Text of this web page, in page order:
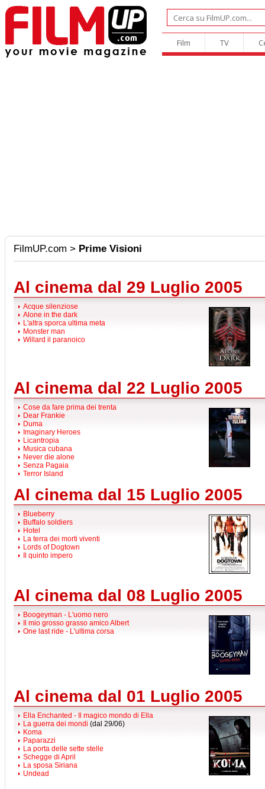
Film TV
FilmUP.com > Prime Visioni
Al cinema dal 29 Luglio 2005
Acque silenziose
Alone in the dark
L'altra sporca ultima meta
Monster man
Willard il paranoico
Al cinema dal 22 Luglio 2005
Cose da fare prima dei trenta
Dear Frankie
Duma
Imaginary Heroes
Licantropia
Musica cubana
Never die alone
Senza Pagaia
Terror Island
Al cinema dal 15 Luglio 2005
Blueberry
Buffalo soldiers
Hotel
La terra dei morti viventi
Lords of Dogtown
Il quinto impero
Al cinema dal 08 Luglio 2005
Boogeyman - L'uomo nero
Il mio grosso grasso amico Albert
One last ride - L'ultima corsa
Al cinema dal 01 Luglio 2005
Ella Enchanted - Il magico mondo di Ella
La guerra dei mondi (dal 29/06)
Koma
Paparazzi
La porta delle sette stelle
Schegge di April
La sposa Siriana
Undead